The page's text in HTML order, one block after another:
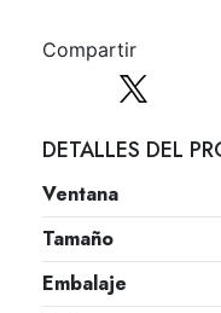
Compartir
DETALLES DEL
Ventana
Tamaño
Embalaje